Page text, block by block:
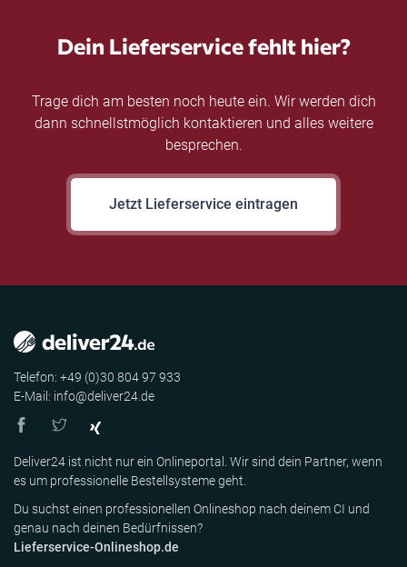
Dein Lieferservice fehlt hier?
Trage dich am besten noch heute ein. Wir werden dich
dann schnellstmöglich kontaktieren und alles weitere
besprechen.
Jetzt Lieferservice eintragen
Telefon: +49 (0)30 804 97 933
E-Mail: info@deliver24.de
Deliver24 ist nicht nur ein Onlineportal. Wir sind dein Partner, wenn
es um professionelle Bestellsysteme geht.
Du suchst einen professionellen Onlineshop nach deinem CI und
genau nach deinen Bedürfnissen?
Lieferservice-Onlineshop.de